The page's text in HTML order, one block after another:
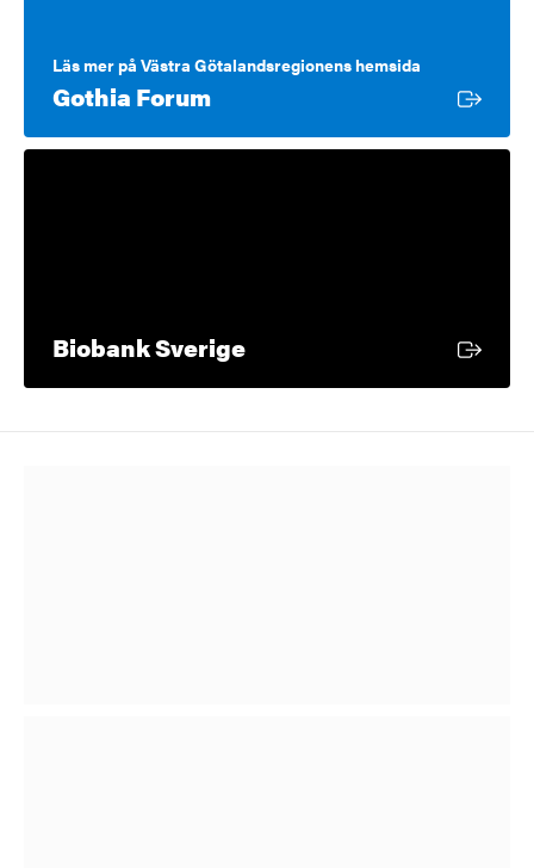
Läs mer på Västra Götalandsregionens hemsida
Gothia ForumExtern länk
Biobank SverigeExtern länk